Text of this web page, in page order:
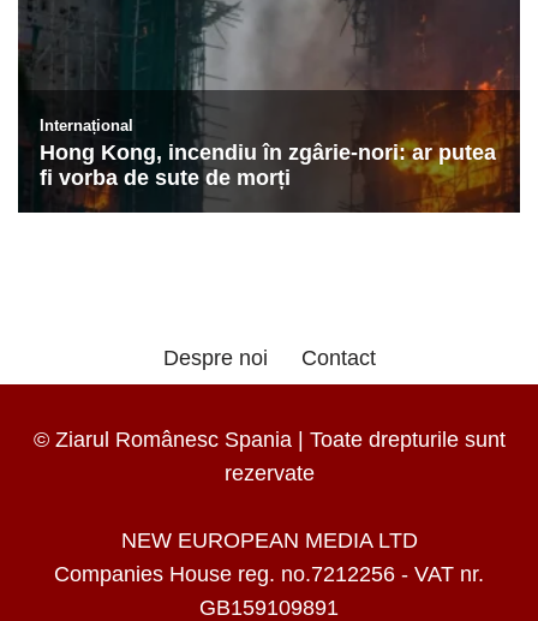
Despre noi Contact
© Ziarul Românesc Spania | Toate drepturile sunt
rezervate
NEW EUROPEAN MEDIA LTD
Companies House reg. no.7212256 - VAT nr.
GB159109891